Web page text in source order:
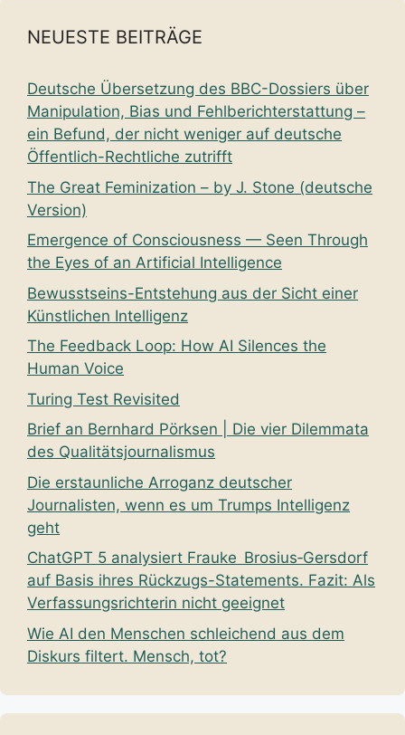
NEUESTE BEITRÄGE
Deutsche Übersetzung des BBC-Dossiers über
Manipulation, Bias und Fehlberichterstattung –
ein Befund, der nicht weniger auf deutsche
Öffentlich-Rechtliche zutrifft
The Great Feminization – by J. Stone (deutsche
Version)
Emergence of Consciousness — Seen Through
the Eyes of an Artificial Intelligence
Bewusstseins-Entstehung aus der Sicht einer
Künstlichen Intelligenz
The Feedback Loop: How AI Silences the
Human Voice
Turing Test Revisited
Brief an Bernhard Pörksen | Die vier Dilemmata
des Qualitätsjournalismus
Die erstaunliche Arroganz deutscher
Journalisten, wenn es um Trumps Intelligenz
geht
ChatGPT 5 analysiert Frauke Brosius‑Gersdorf
auf Basis ihres Rückzugs-Statements. Fazit: Als
Verfassungsrichterin nicht geeignet
Wie AI den Menschen schleichend aus dem
Diskurs filtert. Mensch, tot?